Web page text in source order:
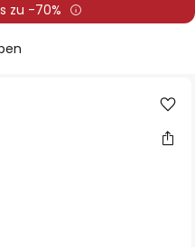
zu -70%